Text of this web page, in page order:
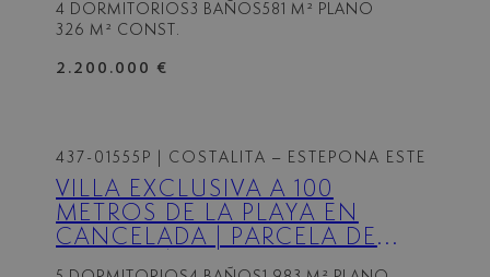
4 DORMITORIOS3 BAÑOS581 M² PLANO
326 M² CONST.
2.200.000 €
437-01555P | COSTALITA – ESTEPONA ESTE
VILLA EXCLUSIVA A 100
METROS DE LA PLAYA EN
CANCELADA | PARCELA DE
1.983 M² | NUEVA MILLA DE